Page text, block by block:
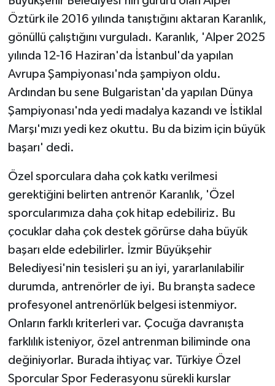
Öztürk ile 2016 yılında tanıştığını aktaran Karanlık,
gönüllü çalıştığını vurguladı. Karanlık, 'Alper 2025
yılında 12-16 Haziran'da İstanbul'da yapılan
Avrupa Şampiyonası'nda şampiyon oldu.
Ardından bu sene Bulgaristan'da yapılan Dünya
Şampiyonası'nda yedi madalya kazandı ve İstiklal
Marşı'mızı yedi kez okuttu. Bu da bizim için büyük
başarı' dedi.
Özel sporculara daha çok katkı verilmesi
gerektiğini belirten antrenör Karanlık, 'Özel
sporcularımıza daha çok hitap edebiliriz. Bu
çocuklar daha çok destek görürse daha büyük
başarı elde edebilirler. İzmir Büyükşehir
Belediyesi'nin tesisleri şu an iyi, yararlanılabilir
durumda, antrenörler de iyi. Bu branşta sadece
profesyonel antrenörlük belgesi istenmiyor.
Onların farklı kriterleri var. Çocuğa davranışta
farklılık isteniyor, özel antrenman biliminde ona
değiniyorlar. Burada ihtiyaç var. Türkiye Özel
Sporcular Spor Federasyonu sürekli kurslar